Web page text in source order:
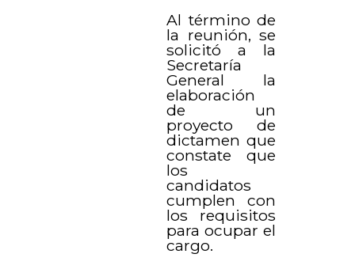
Al término de
la reunión, se
solicitó a la
Secretaría
General la
elaboración
de un
proyecto de
dictamen que
constate que
los
candidatos
cumplen con
los requisitos
para ocupar el
cargo.